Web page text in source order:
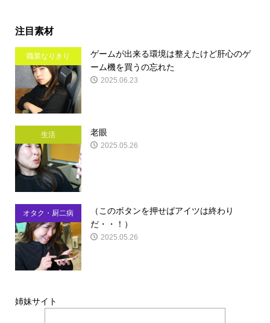
注目素材
職業なりきり
ゲームが出来る環境は整えたけど肝心のゲ
ーム機を買うの忘れた
2025.06.23
生活 老眼
2025.05.26
オタク・厨二病
（このボタンを押せばアイツは終わり
だ・・！）
2025.05.26
姉妹サイト